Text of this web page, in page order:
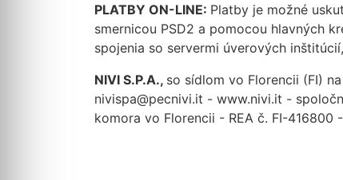
PLATBY ON-LINE: Platby je možné
smernicou PSD2 a pomocou hlavných
spojenia so servermi úverových
NIVI S.P.A., so sídlom vo Florencii (FI)
nivispa@pecnivi.it - www.nivi.it -
komora vo Florencii - REA č. FI-416800